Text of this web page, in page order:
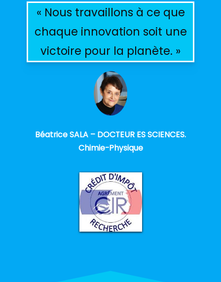
« Nous travaillons à ce que
chaque innovation soit une
victoire pour la planète. »
Béatrice SALA – DOCTEUR ES SCIENCES.
Chimie-Physique